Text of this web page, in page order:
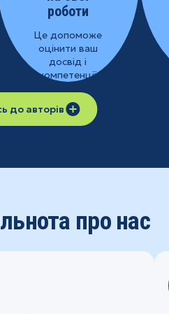
до авторів
роботи
Це допоможе
оцінити ваш
досвід і
компетенції
про нас